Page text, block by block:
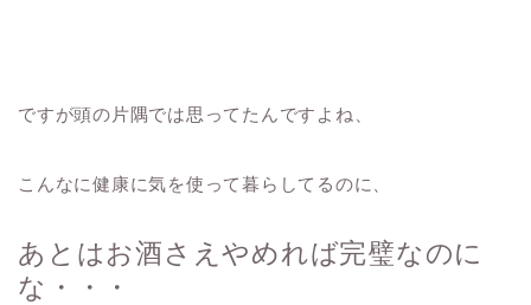
ですが頭の片隅では思ってたんですよね、
こんなに健康に気を使って暮らしてるのに、
あとはお酒さえやめれば完璧なのに
な・・・